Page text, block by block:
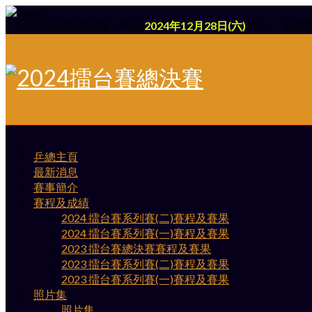
「2024擂台賽總決賽」將於 2024年12月28日(六) 舉行 ，密切
乒總主頁
最新消息
賽事簡介
賽程及成績
2024 擂台賽系列賽(二)賽程及賽果
2024 擂台賽系列賽(一)賽程及賽果
2023 擂台賽總決賽賽程及賽果
2023 擂台賽系列賽(二)賽程及賽果
2023 擂台賽系列賽(一)賽程及賽果
照片集